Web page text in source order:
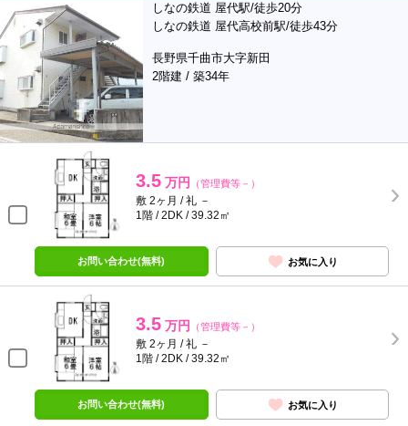
しなの鉄道 屋代駅/徒歩20分
しなの鉄道 屋代高校前駅/徒歩43分
長野県千曲市大字新田
2階建 / 築34年
3.5 万円 （管理費等－）
敷 2ヶ月 / 礼 －
1階 / 2DK / 39.32㎡
お問い合わせ(無料) お気に入り
3.5 万円 （管理費等－）
敷 2ヶ月 / 礼 －
1階 / 2DK / 39.32㎡
お問い合わせ(無料) お気に入り